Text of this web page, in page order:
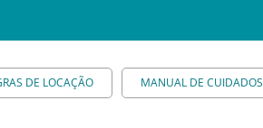
DE LOCAÇÃO MANUAL DE CUIDADOS